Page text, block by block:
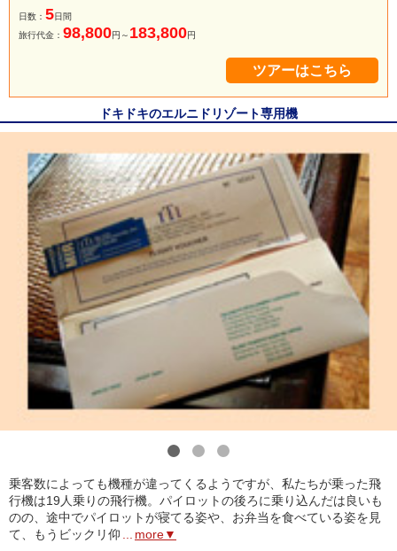
日数： 5日間
旅行代金： 98,800円～ 183,800円
ツアーはこちら
ドキドキのエルニドリゾート専用機
乗客数によっても機種が違ってくるようですが、私たちが乗った飛
行機は19人乗りの飛行機。パイロットの後ろに乗り込んだは良いも
のの、途中でパイロットが寝てる姿や、お弁当を食べている姿を見
て、もうビックリ仰
more▼